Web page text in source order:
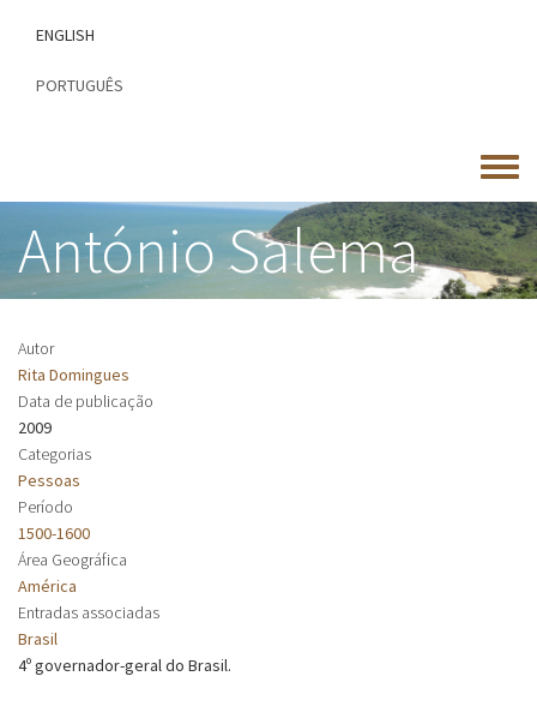
conteúdo
ENGLISH
PORTUGUÊS
Toggle
menu
António Salema
Autor
Rita Domingues
Data de publicação
2009
Categorias
Pessoas
Período
1500-1600
Área Geográfica
América
Entradas associadas
Brasil
4º governador-geral do Brasil.